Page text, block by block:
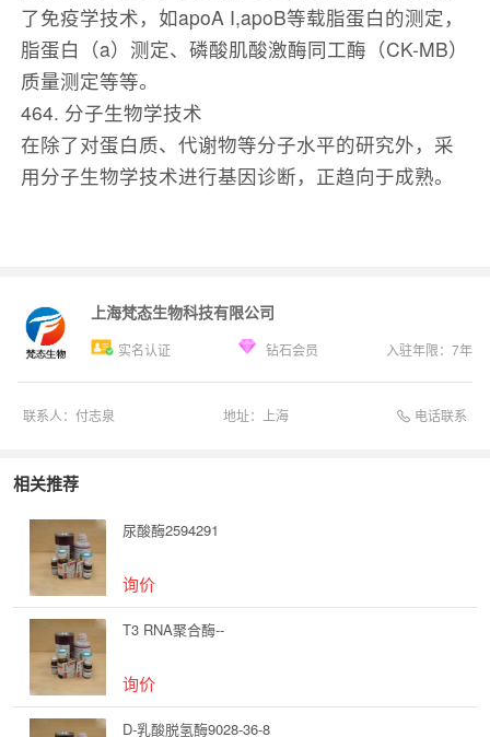
了免疫学技术，如apoA I,apoB等载脂蛋白的测定，
脂蛋白（a）测定、磷酸肌酸激酶同工酶（CK-MB）
质量测定等等。
464. 分子生物学技术
在除了对蛋白质、代谢物等分子水平的研究外，采
用分子生物学技术进行基因诊断，正趋向于成熟。
上海梵态生物科技有限公司
实名认证 钻石会员 入驻年限： 7年
联系人： 付志泉 地址： 上海 电话联系
相关推荐
尿酸酶2594291
询价
T3 RNA聚合酶--
询价
D-乳酸脱氢酶9028-36-8